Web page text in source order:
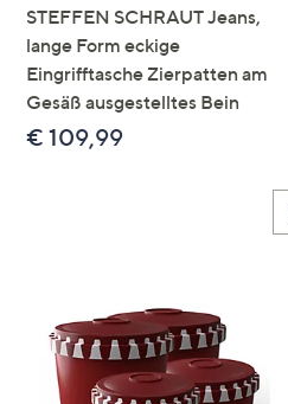
STEFFEN SCHRAUT Jeans,
lange Form eckige
Eingrifftasche Zierpatten am
Gesäß ausgestelltes Bein
€ 109,99